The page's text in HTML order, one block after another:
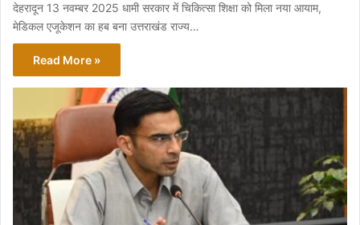
देहरादून 13 नवम्बर 2025 धामी सरकार में चिकित्सा शिक्षा को मिला नया आयाम,
मेडिकल एजूकेशन का हब बना उत्तराखंड राज्य…
Read More »